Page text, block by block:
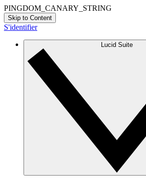
PINGDOM_CANARY_STRING
Skip to Content
S'identifier
Lucid Suite